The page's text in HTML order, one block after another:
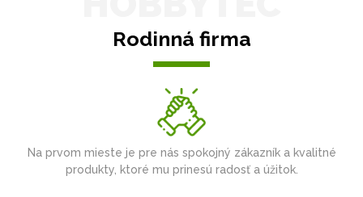
Rodinná firma
Na prvom mieste je pre nás spokojný zákazník a kvalitné
produkty, ktoré mu prinesú radosť a úžitok.